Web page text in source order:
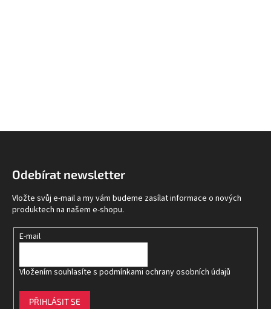
Odebírat newsletter
Vložte svůj e-mail a my vám budeme zasílat informace o nových
produktech na našem e-shopu.
E-mail
Vložením souhlasíte s podmínkami ochrany osobních údajů
PŘIHLÁSIT SE